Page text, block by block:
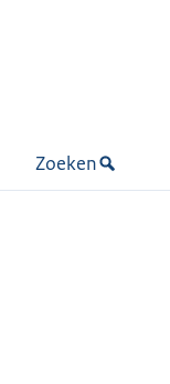
Zoeken